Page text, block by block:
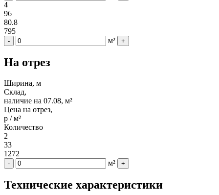
4
96
80.8
795
- м² +
На отрез
Ширина, м
Склад,
наличие на 07.08, м²
Цена на отрез,
р / м²
Количество
2
33
1272
- м² +
Технические характеристики